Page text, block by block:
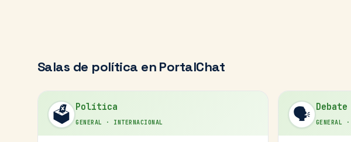
Salas de política en PortalChat
🗳️ Política
GENERAL · INTERNACIONAL 🗣️ Debate
GENERAL ·